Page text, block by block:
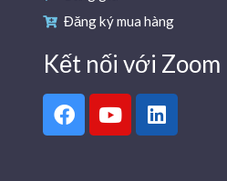
Đăng ký mua hàng
Kết nối với Zoom